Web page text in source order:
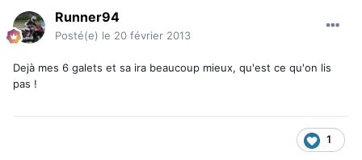
Runner94
Posté(e) le 20 février 2013
Dejà mes 6 galets et sa ira beaucoup mieux, qu'est ce qu'on lis
pas !
1